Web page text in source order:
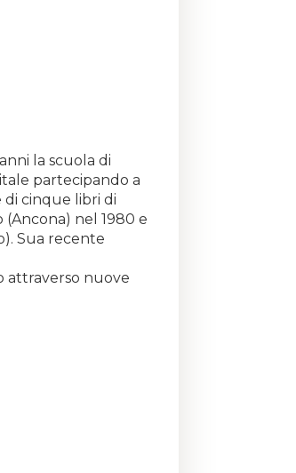
la scuola di
partecipando a
di cinque libri di
(Ancona) nel 1980 e
Sua recente
attraverso nuove